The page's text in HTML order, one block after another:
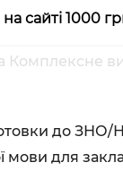
сайті 1000
Комплексне
до ЗНО/
мови для